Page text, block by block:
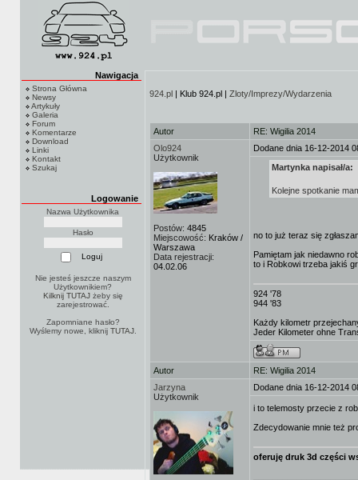
Nawigacja
Strona Główna
Newsy
Artykuły
Galeria
Forum
Komentarze
Download
Linki
Kontakt
Szukaj
Logowanie
Nazwa Użytkownika
Hasło
Nie jesteś jeszcze naszym
Użytkownikiem?
Kilknij TUTAJżeby się
zarejestrować.
Zapomniane hasło?
Wyślemy nowe, kliknij TUTAJ.
924.pl | Klub 924.pl | Zloty/Imprezy/Wydarzenia
Autor
RE: Wigilia 2014
Olo924
Użytkownik
Postów: 4845
Miejscowość: Kraków /
Warszawa
Data rejestracji:
04.02.06
Dodane dnia 16-12-2014
Martynka napisał/a:
Kolejne spotkanie
no to już teraz się
Pamiętam jak niedawno
to i Robkowi trzeba jakiś
924 '78
944 '83
Każdy kilometr
Jeder Kilometer ohne
Autor
RE: Wigilia 2014
Jarzyna
Użytkownik
Dodane dnia 16-12-2014
i to telemosty przecie z
Zdecydowanie mnie też
oferuję druk 3d części